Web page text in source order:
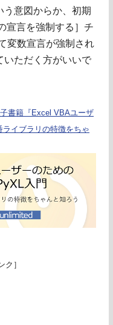
意図からか、初期
宣言を強制する］チ
変数宣言が強制され
いただく方がいいで
書籍『Excel VBAユーザ
イブラリの特徴をちゃ
ク］